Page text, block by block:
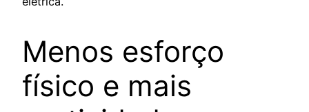
Menos esforço
físico e mais